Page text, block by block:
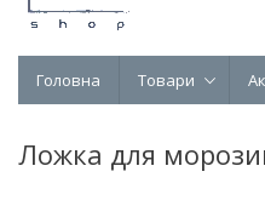
Головна Товари
Ложка для